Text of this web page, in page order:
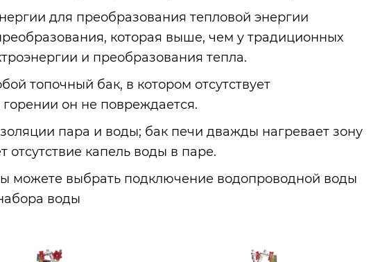
для преобразования тепловой энергии
которая выше, чем у традиционных
и преобразования тепла.
топочный бак, в котором отсутствует
он не повреждается.
пара и воды; бак печи дважды нагревает зону
отсутствие капель воды в паре.
можете выбрать подключение водопроводной воды
воды